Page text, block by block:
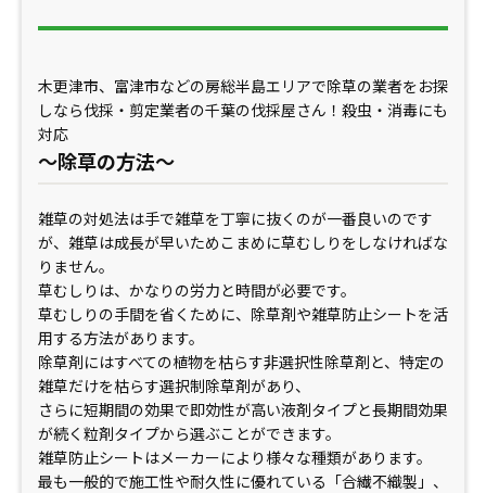
木更津市、富津市などの房総半島エリアで除草の業者をお探
しなら伐採・剪定業者の千葉の伐採屋さん！殺虫・消毒にも
対応
～除草の方法～
雑草の対処法は手で雑草を丁寧に抜くのが一番良いのです
が、雑草は成長が早いためこまめに草むしりをしなければな
りません。
草むしりは、かなりの労力と時間が必要です。
草むしりの手間を省くために、除草剤や雑草防止シートを活
用する方法があります。
除草剤にはすべての植物を枯らす非選択性除草剤と、特定の
雑草だけを枯らす選択制除草剤があり、
さらに短期間の効果で即効性が高い液剤タイプと長期間効果
が続く粒剤タイプから選ぶことができます。
雑草防止シートはメーカーにより様々な種類があります。
最も一般的で施工性や耐久性に優れている「合繊不織製」、